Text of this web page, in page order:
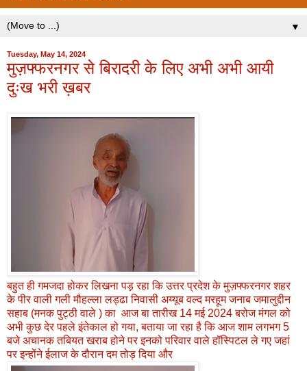
▼
Tuesday, May 14, 2024
मुज़फ्फरनगर से बिरादरी के लिए अभी अभी आयी
दुःख भरी ख़बर
बहुत ही गमजदा होकर लिखना पड़ रहा कि उत्तर प्रदेश के मुज़फ्फरनगर शहर
के पीर वाली गली मौहल्ला लड्ढा निवासी अय्यूब वल्द मरहूम जनाब जमालुद्दीन
सहाब (मनक पुट्ठी वाले ) का आज बा तारीख 14 मई 2024 बरोज मंगल को
अभी कुछ देर पहले इंतेकाल हो गया, बताया जा रहा है कि आज शाम लगभग 5
बजे अचानक तबियत खराब होने पर इनको परिवार वाले हॉस्पिटल ले गए जहां
पर इन्होंने ईलाज के दौरान दम तोड़ दिया और